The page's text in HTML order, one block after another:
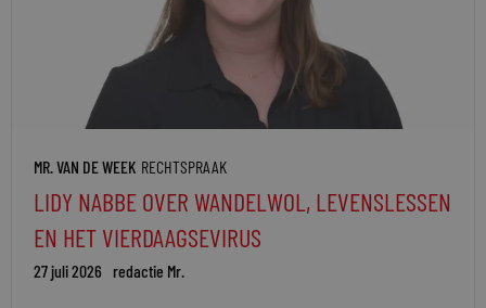
MR. VAN DE WEEK RECHTSPRAAK
LIDY NABBE OVER WANDELWOL, LEVENSLESSEN
EN HET VIERDAAGSEVIRUS
27 juli 2026 redactie Mr.